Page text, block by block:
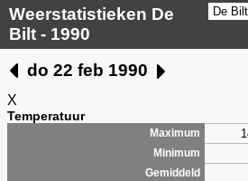
Weerstatistieken De
Bilt - 1990
do 22 feb 1990
X
Temperatuur
Maximum
Minimum
Gemiddeld